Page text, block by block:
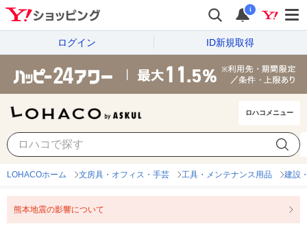
i
ログイン ID新規取得
ロハコメニュー
LOHACOホーム 文房具・オフィス・手芸 工具・メンテナンス用品 建設
熊本地震の影響について